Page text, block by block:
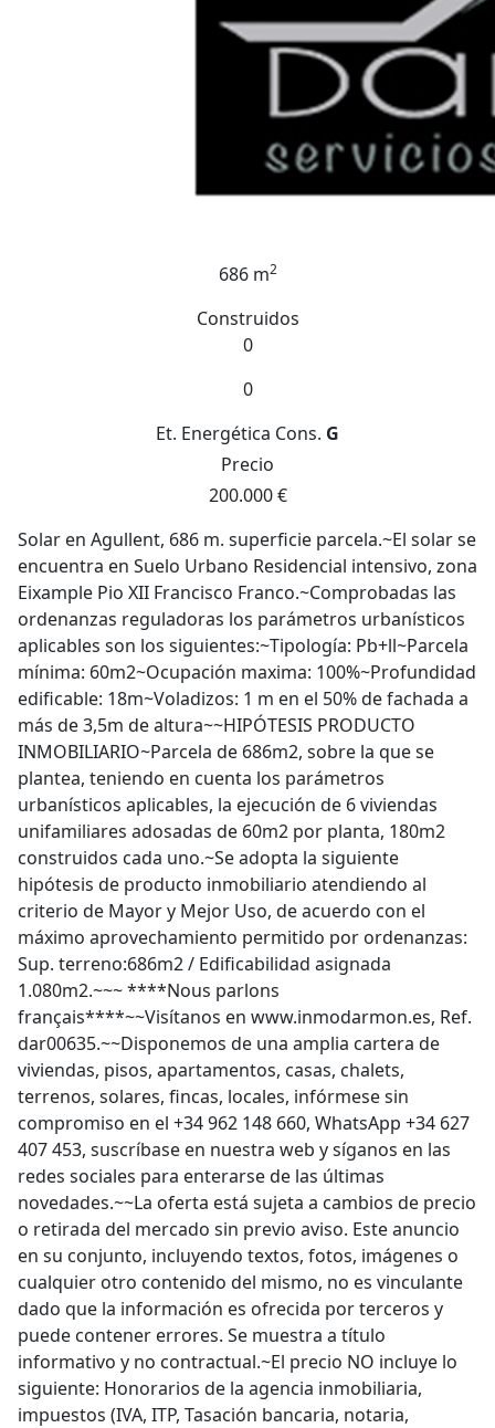
686 m2
Construidos
0
0
Et. Energética Cons. G
Precio
200.000 €
Solar en Agullent, 686 m. superficie parcela.~El solar se
encuentra en Suelo Urbano Residencial intensivo, zona
Eixample Pio XII Francisco Franco.~Comprobadas las
ordenanzas reguladoras los parámetros urbanísticos
aplicables son los siguientes:~Tipología: Pb+ll~Parcela
mínima: 60m2~Ocupación maxima: 100%~Profundidad
edificable: 18m~Voladizos: 1 m en el 50% de fachada a
más de 3,5m de altura~~HIPÓTESIS PRODUCTO
INMOBILIARIO~Parcela de 686m2, sobre la que se
plantea, teniendo en cuenta los parámetros
urbanísticos aplicables, la ejecución de 6 viviendas
unifamiliares adosadas de 60m2 por planta, 180m2
construidos cada uno.~Se adopta la siguiente
hipótesis de producto inmobiliario atendiendo al
criterio de Mayor y Mejor Uso, de acuerdo con el
máximo aprovechamiento permitido por ordenanzas:
Sup. terreno:686m2 / Edificabilidad asignada
1.080m2.~~~ ****Nous parlons
français****~~Visítanos en www.inmodarmon.es, Ref.
dar00635.~~Disponemos de una amplia cartera de
viviendas, pisos, apartamentos, casas, chalets,
terrenos, solares, fincas, locales, infórmese sin
compromiso en el +34 962 148 660, WhatsApp +34 627
407 453, suscríbase en nuestra web y síganos en las
redes sociales para enterarse de las últimas
novedades.~~La oferta está sujeta a cambios de precio
o retirada del mercado sin previo aviso. Este anuncio
en su conjunto, incluyendo textos, fotos, imágenes o
cualquier otro contenido del mismo, no es vinculante
dado que la información es ofrecida por terceros y
puede contener errores. Se muestra a título
informativo y no contractual.~El precio NO incluye lo
siguiente: Honorarios de la agencia inmobiliaria,
impuestos (IVA, ITP, Tasación bancaria, notaria,